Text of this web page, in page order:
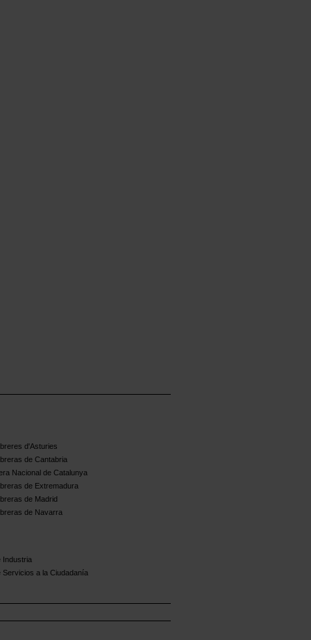
d'Asturies
de Cantabria
Nacional de Catalunya
de Extremadura
de Madrid
de Navarra
Industria
Servicios a la Ciudadanía